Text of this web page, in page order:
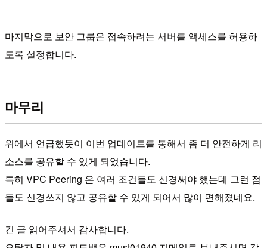
마지막으로 보안 그룹은 접속하려는 서버를 액세스를 허용하
도록 설정합니다.
마무리
위에서 언급했듯이 이번 업데이트를 통해서 좀 더 안전하게 리
소스를 공유할 수 있게 되었습니다.
특히 VPC Peering 은 여러 조건들도 신경써야 했는데 그런 점
들도 신경쓰지 않고 공유할 수 있게 되어서 많이 편해졌네요.
긴 글 읽어주셔서 감사합니다.